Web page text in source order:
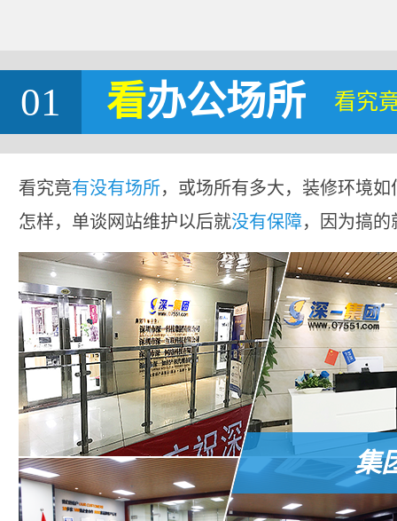
01 看办公场所 看究
看究竟有没有场所，或场所有多大，装修环境
怎样，单谈网站维护以后就没有保障，因为搞
集